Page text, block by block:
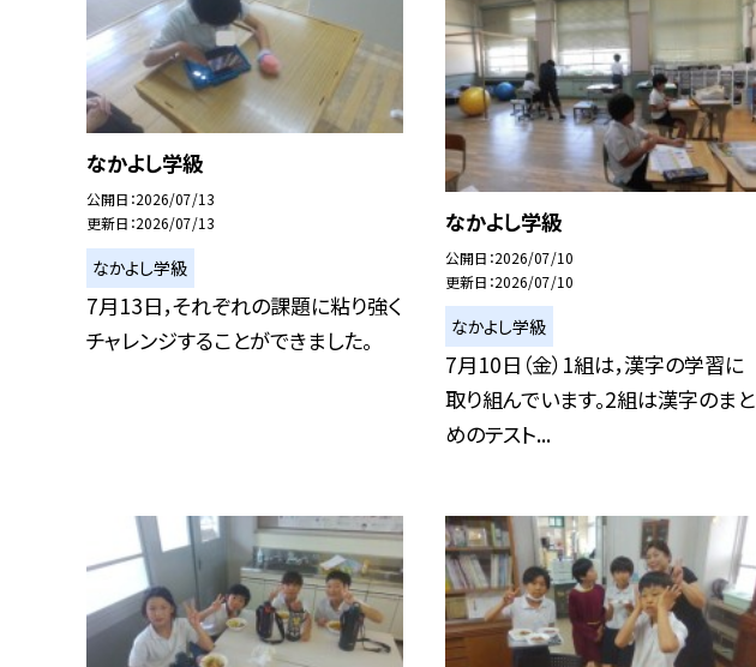
なかよし学級
公開日 2026/07/13
更新日 2026/07/13
なかよし学級
7月13日，それぞれの課題に粘り強く
チャレンジすることができました。
なかよし学級
公開日 2026/07/10
更新日 2026/07/10
なかよし学級
7月10日（金）1組は，漢字の学習に
取り組んでいます。2組は漢字のまと
めのテスト...